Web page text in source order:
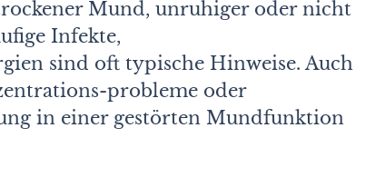
Mund, unruhiger oder nicht
Infekte,
sind oft typische Hinweise. Auch
probleme oder
in einer gestörten Mund­funktion